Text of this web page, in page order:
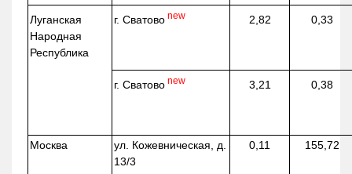
Луганская
Народная
Республика
г. Сватово new 2,82 0,33
г. Сватово new 3,21 0,38
Москва ул. Кожевническая , д.
13/3
0,11 155,72